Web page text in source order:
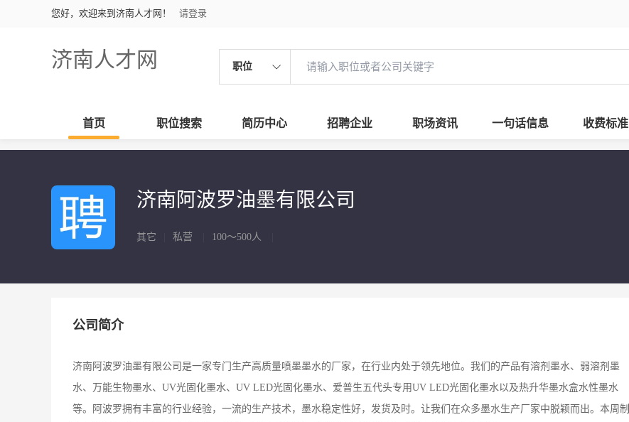
您好，欢迎来到济南人才网！ 请登录
济南人才网 职位
首页 职位搜索 简历中心 招聘企业 职场资讯 一句话信息 收费标准
济南阿波罗油墨有限公司
其它 私营 100～500人
公司简介
济南阿波罗油墨有限公司是一家专门生产高质量喷墨墨水的厂家，在行业内处于领先地位。我们的产品有溶剂墨水、弱溶剂墨
水、万能生物墨水、UV光固化墨水、UV LED光固化墨水、爱普生五代头专用UV LED光固化墨水以及热升华墨水盒水性墨水
等。阿波罗拥有丰富的行业经验，一流的生产技术，墨水稳定性好，发货及时。让我们在众多墨水生产厂家中脱颖而出。本周制